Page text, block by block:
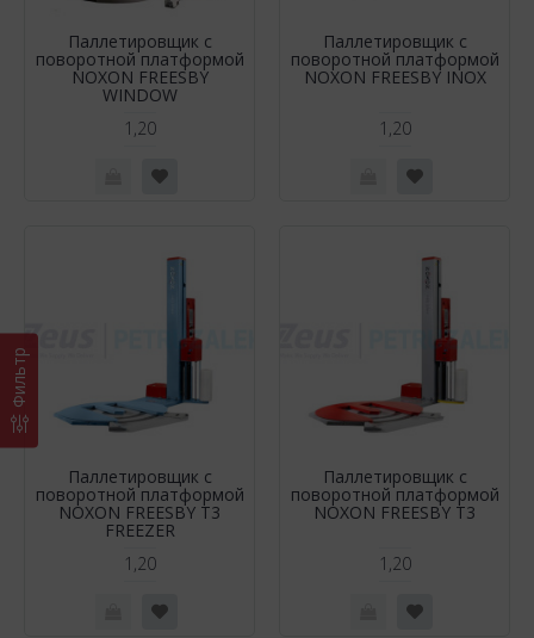
Фильтр
Паллетировщик с
поворотной платформой
NOXON FREESBY
WINDOW
1,20
Паллетировщик с
поворотной платформой
NOXON FREESBY INOX
1,20
Паллетировщик с
поворотной платформой
NOXON FREESBY T3
FREEZER
1,20
Паллетировщик с
поворотной платформой
NOXON FREESBY T3
1,20